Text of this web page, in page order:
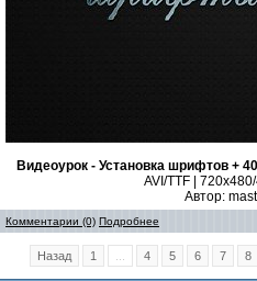
Видеоурок - Установка шрифтов +
AVI/TTF |
Автор:
Комментарии (0) Подробнее
Назад 1 4 5 6 7 8